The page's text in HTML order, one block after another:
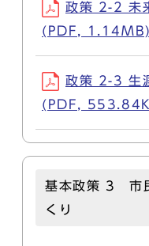
政策 2-2 未
(PDF, 1.14MB)
政策 2-3 生
(PDF,
基本政策 3 市
くり